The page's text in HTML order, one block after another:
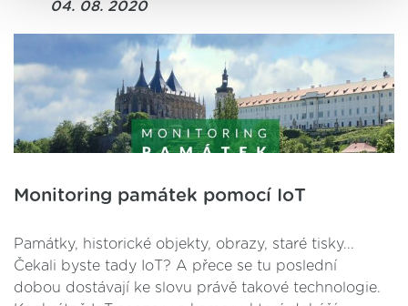
ve svém nastavení.
04. 08. 2020
Monitoring památek pomocí IoT
Památky, historické objekty, obrazy, staré tisky...
Čekali byste tady IoT? A přece se tu poslední
dobou dostávají ke slovu právě takové technologie.